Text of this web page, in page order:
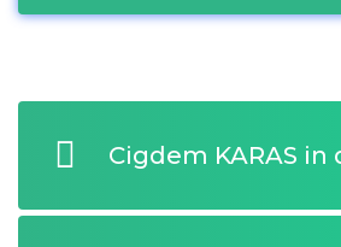
Cigdem KARAS in